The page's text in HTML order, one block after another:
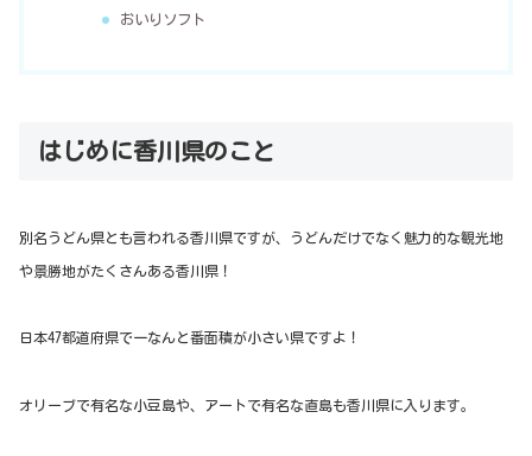
おいりソフト
はじめに香川県のこと
別名うどん県とも言われる香川県ですが、うどんだけでなく魅力的な観光地
や景勝地がたくさんある香川県！
日本47都道府県で一なんと番面積が小さい県ですよ ！
オリーブで有名な小豆島や、アートで有名な直島も香川県に入ります。